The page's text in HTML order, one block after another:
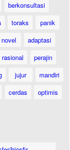
berkonsultasi
toraks
panik
novel
adaptasi
rasional
perajin
jujur
mandiri
cerdas
optimis